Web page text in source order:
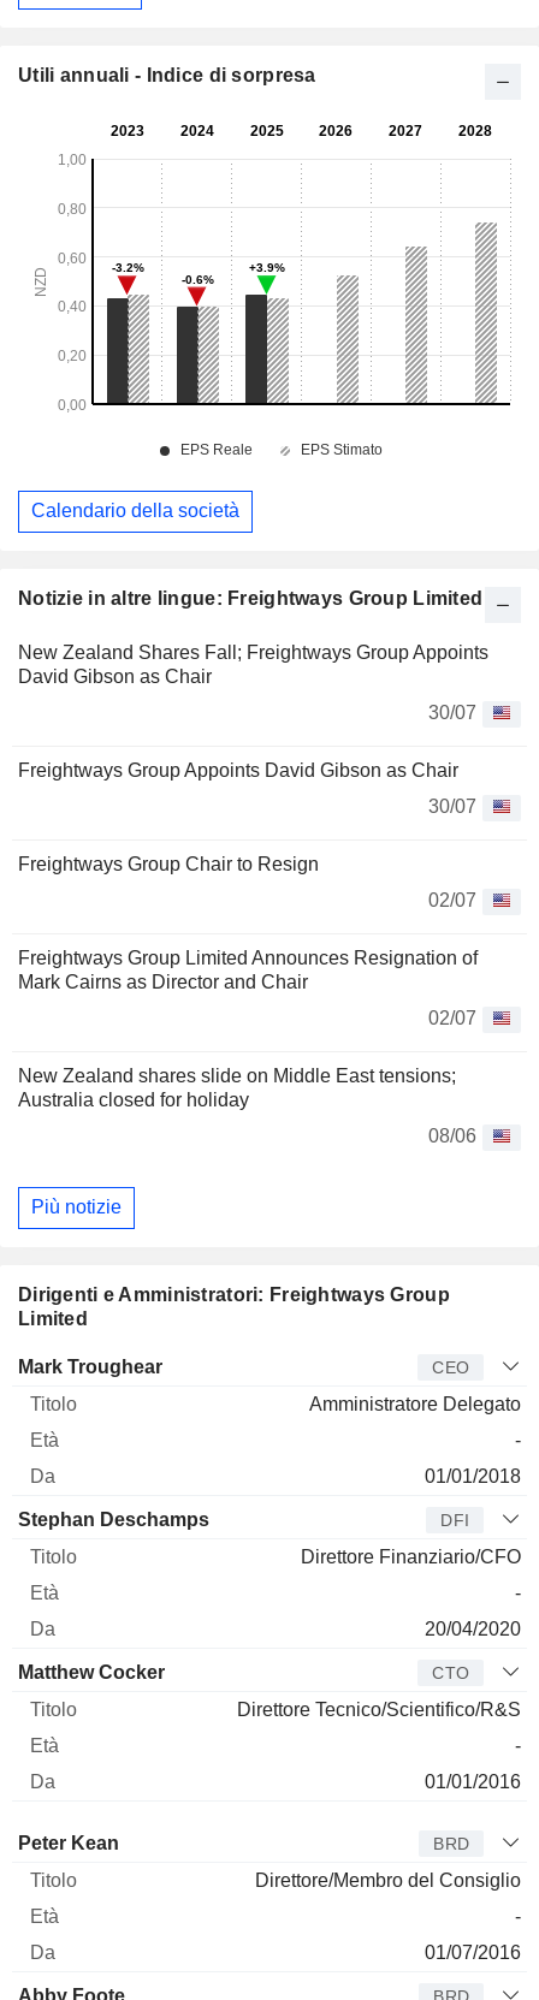
Notizie in altre lingue: Freightways Group Limited
New Zealand Shares Fall; Freightways Group Appoints
David Gibson as Chair
30/07
Freightways Group Appoints David Gibson as Chair
30/07
Freightways Group Chair to Resign
02/07
Freightways Group Limited Announces Resignation of
Mark Cairns as Director and Chair
02/07
New Zealand shares slide on Middle East tensions;
Australia closed for holiday
08/06
Più notizie
Dirigenti e Amministratori: Freightways Group
Limited
Manager Titolo
Mark Troughear CEO
Amministratore Delegato
-
01/01/2018
Stephan Deschamps DFI
Direttore Finanziario/CFO
-
20/04/2020
Matthew Cocker CTO
Direttore Tecnico/Scientifico/R&S
-
01/01/2016
Amministratore
Peter Kean BRD
Direttore/Membro del Consiglio
-
01/07/2016
Abby Foote
Utili annuali - Indice di sorpresa
Calendario della società